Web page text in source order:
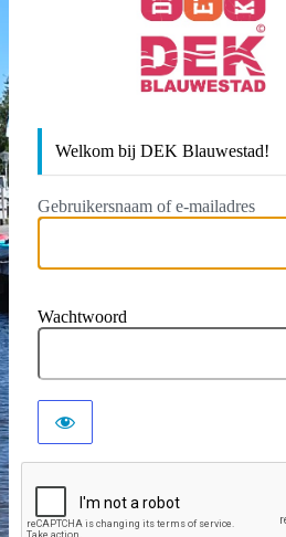
Welkom bij DEK Blauwestad!
Gebruikersnaam of e-mailadres
Wachtwoord